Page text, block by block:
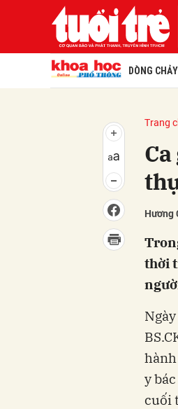
DÒNG CHẢY
Trang
Hương
thời
y
cuối